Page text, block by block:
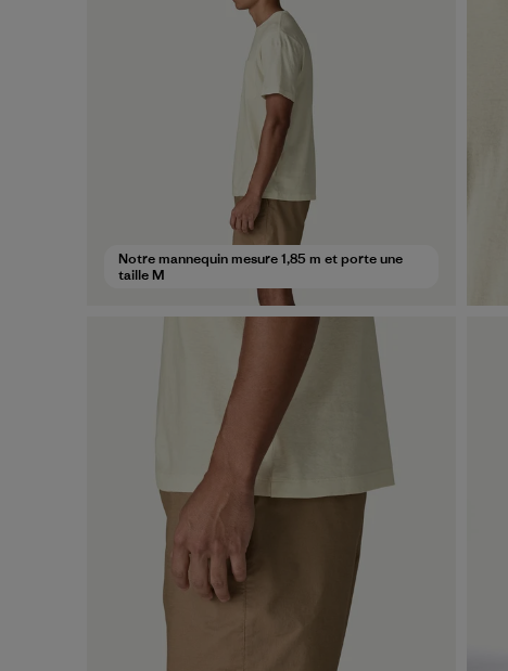
Notre mannequin mesure 1,85 m et porte une
taille M